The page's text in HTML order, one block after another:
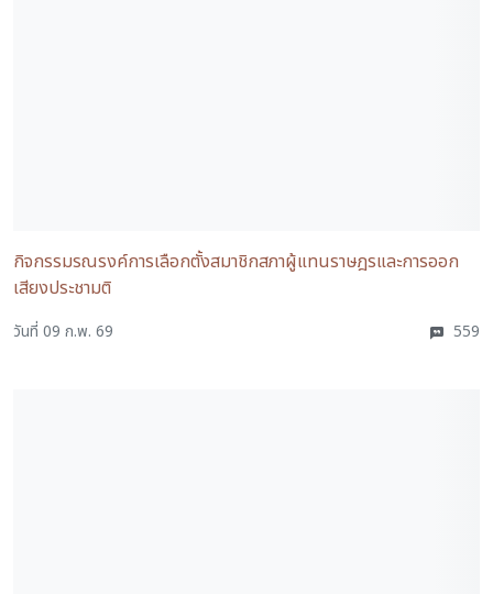
กิจกรรมรณรงค์การเลือกตั้งสมาชิกสภาผู้แทนราษฎรและการออก
เสียงประชามติ
วันที่ 09 ก.พ. 69 559